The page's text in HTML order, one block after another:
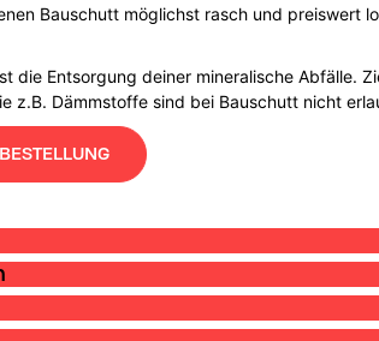
Bauschutt möglichst rasch und preiswert
die Entsorgung deiner mineralische Abfälle.
z.B. Dämmstoffe sind bei Bauschutt nicht